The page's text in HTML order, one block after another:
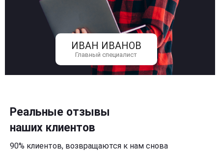
ИВАН ИВАНОВ
Главный специалист
Реальные отзывы
наших клиентов
90% клиентов, возвращаются к нам снова